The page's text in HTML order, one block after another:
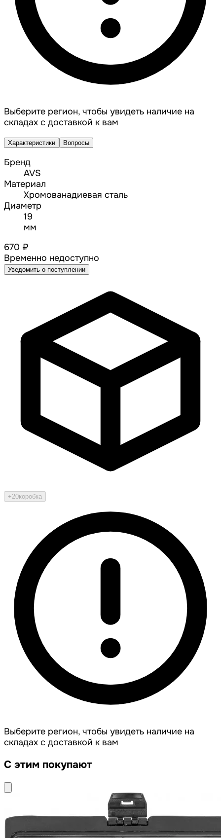
Выберите регион, чтобы увидеть наличие на
складах с доставкой к вам
Характеристики Вопросы
Бренд
AVS
Материал
Хромованадиевая сталь
Диаметр
19
мм
670 ₽
Временно недоступно
Уведомить о поступлении
+20коробка
Выберите регион, чтобы увидеть наличие на
складах с доставкой к вам
С этим покупают